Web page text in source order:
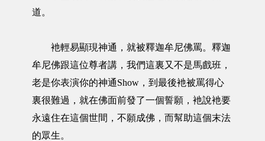
道。
衪輕易顯現神通，就被釋迦牟尼佛罵。釋迦
牟尼佛跟這位尊者講，我們這裏又不是馬戲班，
老是你表演你的神通Show，到最後衪被罵得心
裏很難過，就在佛面前發了一個誓願，衪說衪要
永遠住在這個世間，不願成佛，而幫助這個末法
的眾生。